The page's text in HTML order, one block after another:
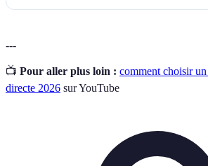
---
📺 Pour aller plus loin : comment choisir
directe 2026 sur YouTube